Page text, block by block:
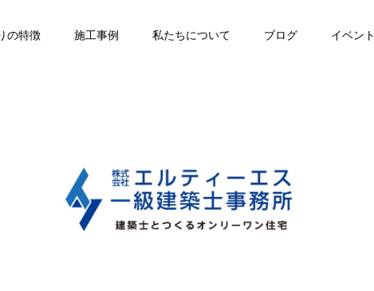
の特徴 施工事例 私たちについて ブログ イベント